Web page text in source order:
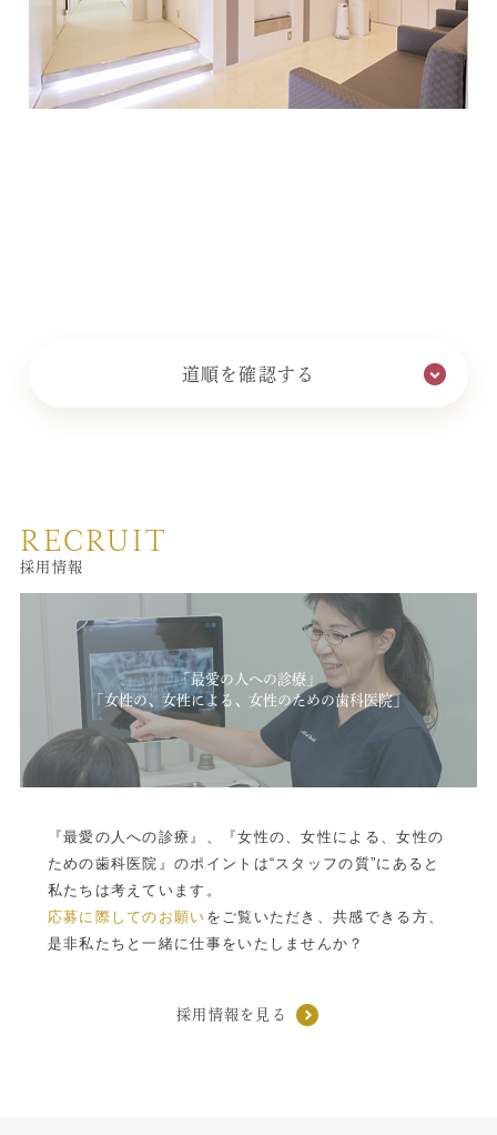
自治労会館の先です。
四ツ谷方面より 写真付き地図を見る
交差点から50m程入った、左手の１階。千代田区立番町小学
校の手前です。
JR総武線・東京メトロ有楽町線 / 南北線・都営新宿線
行と文教堂（書店）の間の坂（新坂）を上がって行きます。
左に吉野屋があり、その隣（1階がソフトバンク）のビル３階
地下鉄 市ヶ谷駅より 写真付き地図を見る
有楽町線・南北線・都営新宿線の市ヶ谷駅（3番出口）から出
て左方向（麹町・日本テレビ）方面へ。みずほ銀行と文教堂
（書店）の間の坂（新坂）を上がって行きます。左に吉野屋
があり、その隣（1階がソフトバンク）のビル３階です。
道順を確認する
RECRUIT
採用情報
「最愛の人への診療」
「女性の、女性による、女性のための歯科医院」
『最愛の人への診療』、『女性の、女性による、女性の
ための歯科医院』のポイントは“スタッフの質”にあると
私たちは考えています。
応募に際してのお願い をご覧いただき、共感できる方、
是非私たちと一緒に仕事をいたしませんか？
採用情報を見る